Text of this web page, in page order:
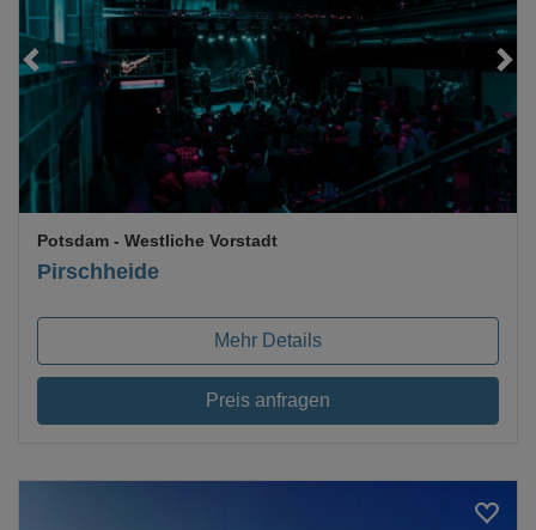
Pirschheide
Potsdam - Westliche Vorstadt
Mehr Details
Preis anfragen